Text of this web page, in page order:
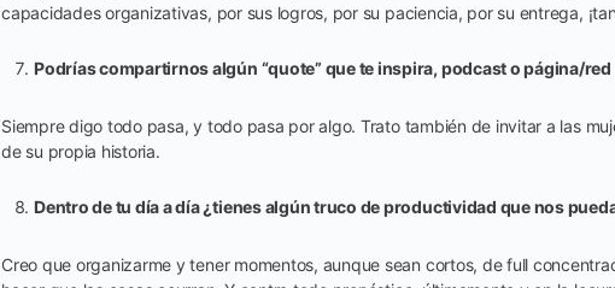
capacidades organizativas, por sus logros, por su paciencia, por su entrega,
Podrías compartirnos algún “quote” que te inspira, podcast o página/
Siempre digo todo pasa, y todo pasa por algo. Trato también de invitar a las
de su propia historia.
Dentro de tu día a día ¿tienes algún truco de productividad que nos
Creo que organizarme y tener momentos, aunque sean cortos, de full